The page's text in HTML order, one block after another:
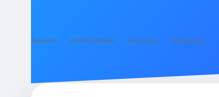
Anasayfa Gizlilik Politikası Yasal Uyarı Hakkımızda